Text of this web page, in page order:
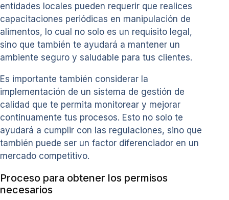
entidades locales pueden requerir que realices
capacitaciones periódicas en manipulación de
alimentos, lo cual no solo es un requisito legal,
sino que también te ayudará a mantener un
ambiente seguro y saludable para tus clientes.
Es importante también considerar la
implementación de un sistema de gestión de
calidad que te permita monitorear y mejorar
continuamente tus procesos. Esto no solo te
ayudará a cumplir con las regulaciones, sino que
también puede ser un factor diferenciador en un
mercado competitivo.
Proceso para obtener los permisos
necesarios